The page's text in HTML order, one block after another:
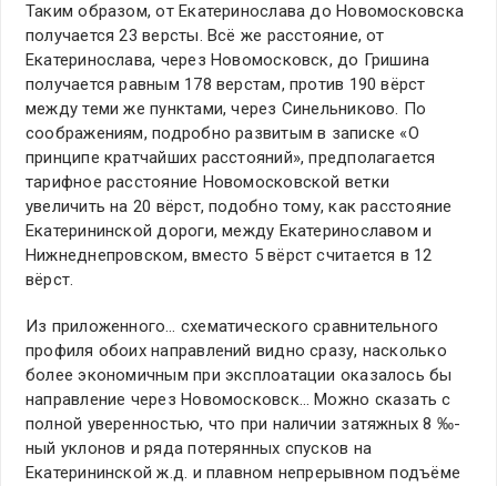
Таким образом, от Екатеринослава до Новомосковска
получается 23 версты. Всё же расстояние, от
Екатеринослава, через Новомосковск, до Гришина
получается равным 178 верстам, против 190 вёрст
между теми же пунктами, через Синельниково. По
соображениям, подробно развитым в записке «О
принципе кратчайших расстояний», предполагается
тарифное расстояние Новомосковской ветки
увеличить на 20 вёрст, подобно тому, как расстояние
Екатерининской дороги, между Екатеринославом и
Нижнеднепровском, вместо 5 вёрст считается в 12
вёрст.
Из приложенного… схематического сравнительного
профиля обоих направлений видно сразу, насколько
более экономичным при эксплоатации оказалось бы
направление через Новомосковск… Можно сказать с
полной уверенностью, что при наличии затяжных 8 ‰-
ный уклонов и ряда потерянных спусков на
Екатерининской ж.д. и плавном непрерывном подъёме